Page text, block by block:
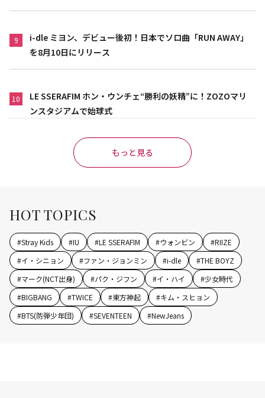
9
i-dle ミヨン、デビュー後初！日本でソロ曲「RUN AWAY」
を8月10日にリリース
10
LE SSERAFIM ホン・ウンチェ“勝利の妖精”に！ZOZOマリ
ンスタジアムで始球式
もっと見る
HOT TOPICS
#Stray Kids #IU #LE SSERAFIM #ウォンビン #RIIZE
#イ・シニョン #ファン・ジョンミン #i-dle #THE BOYZ
#マーク(NCT出身) #パク・ジフン #イ・ハイ #少女時代
#BIGBANG #TWICE #東方神起 #キム・スヒョン
#BTS(防弾少年団) #SEVENTEEN #NewJeans